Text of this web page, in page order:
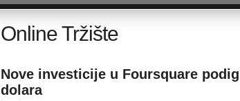
Online Tržište
Nove investicije u Foursquare
dolara